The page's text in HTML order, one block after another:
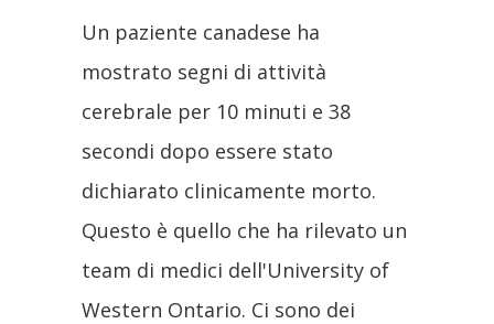
Un paziente canadese ha
mostrato segni di attività
cerebrale per 10 minuti e 38
secondi dopo essere stato
dichiarato clinicamente morto.
Questo è quello che ha rilevato un
team di medici dell'University of
Western Ontario. Ci sono dei